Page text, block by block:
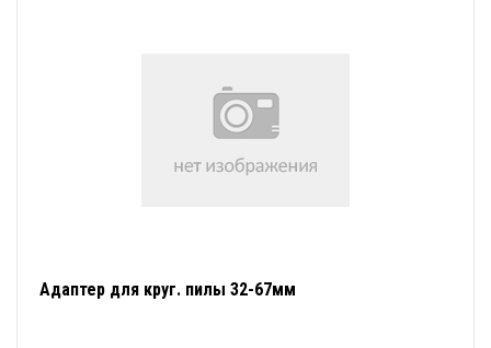
Адаптер для круг. пилы 32-67мм